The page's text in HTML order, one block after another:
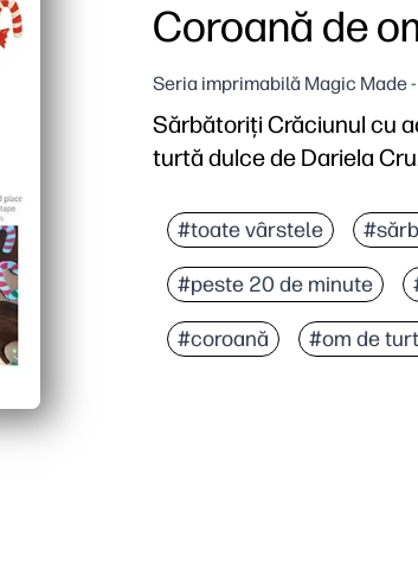
Coroană de
Seria imprimabilă Magic Made
Sărbătoriți Crăciunul cu
turtă dulce de Dariela
Print-and-go - pur și
Prietenos pentru copii
Personalizați cu culori,
Meșteșuguri reduse,
#toate vârstele
#peste 20 de minute
#coroană #om de